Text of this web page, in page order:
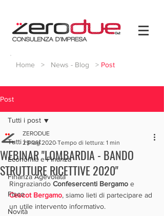
Home > News - Blog > Post
Post
Tutti i post
Economia e Finanza
Finanza Agevolata
Fisco
Novità
Tutti i post
WEBINAR "LOMBARDIA - BANDO
STRUTTURE RICETTIVE 2020"
ZERODUE
29 lug 2020 Tempo di lettura: 1 min
Ringraziando Confesercenti Bergamo e
Cescot Bergamo, siamo lieti di partecipare ad
un utile intervento informativo.